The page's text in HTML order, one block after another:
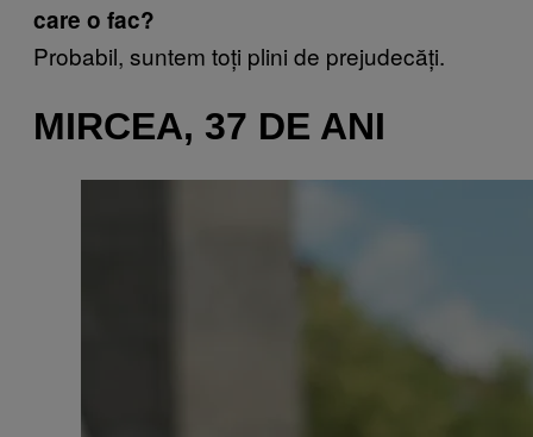
care o fac?
Probabil, suntem toți plini de prejudecăți.
MIRCEA, 37 DE ANI